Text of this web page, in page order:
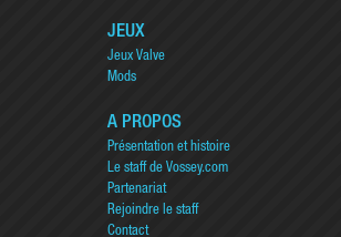
JEUX
Jeux Valve
Mods
A PROPOS
Présentation et histoire
Le staff de Vossey.com
Partenariat
Rejoindre le staff
Contact